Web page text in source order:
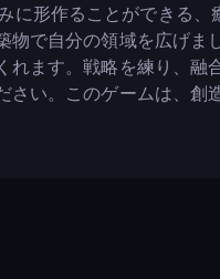
に形作ることができる
で自分の領域を広げま
ます。戦略を練り、融
い。このゲームは、